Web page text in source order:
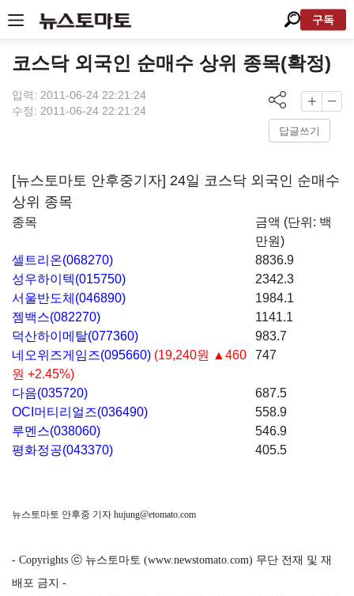
구독
코스닥 외국인 순매수 상위 종목(확정)
입력: 2011-06-24 22:21:24
수정: 2011-06-24 22:21:24
답글쓰기
[뉴스토마토 안후중기자] 24일 코스닥 외국인 순매수
상위 종목
종목
금액 (단위: 백
만원)
셀트리온(068270)
8836.9
성우하이텍(015750)
2342.3
서울반도체(046890)
1984.1
젬백스(082270)
1141.1
덕산하이메탈(077360)
983.7
네오위즈게임즈(095660) (19,240원 ▲460
원 +2.45%)
747
다음(035720)
687.5
OCI머티리얼즈(036490)
558.9
루멘스(038060)
546.9
평화정공(043370)
405.5
뉴스토마토 안후중 기자 hujung@etomato.com
- Copyrights ⓒ 뉴스토마토 (www.newstomato.com) 무단 전재 및 재
배포 금지 -